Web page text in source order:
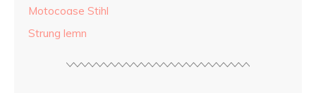
Motocoase Stihl
Strung lemn